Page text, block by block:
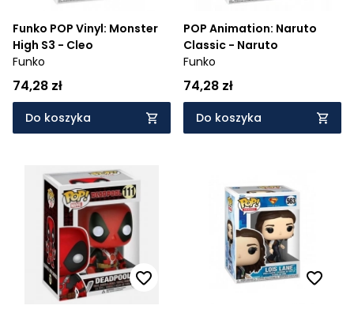
Funko POP Vinyl: Monster
High S3 - Cleo
Funko
74,28 zł
Do koszyka
POP Animation: Naruto
Classic - Naruto
Funko
74,28 zł
Do koszyka